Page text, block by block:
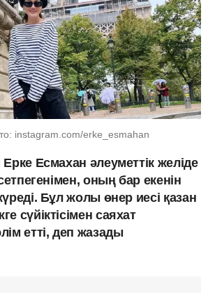
instagram.com/erke_esmahan
Есмахан әлеуметтік желіде
оның бар екенін
Бұл жолы өнер иесі қазан
сүйіктісімен саяхат
етті, деп жазады